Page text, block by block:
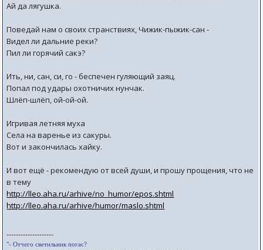
Ай да лягушка.
Поведай нам о своих странствиях, Чижик-пыжик-сан -
Видел ли дальние реки?
Пил ли горячий сакэ?
Ить, ни, сан, си, го - беспечен гуляющий заяц.
Попал под удары охотничих нунчак.
Шлёп-шлёп, ой-ой-ой.
Игривая летняя муха
Села на варенье из сакуры.
Вот и закончилась хайку.
И вот ещё - рекомендую от всей души, и прошу прощения, что не
в тему
http://lleo.aha.ru/arhive/no_humor/epos.shtml
http://lleo.aha.ru/arhive/humor/maslo.shtml
--------------------
"- Отчего светильник погас?